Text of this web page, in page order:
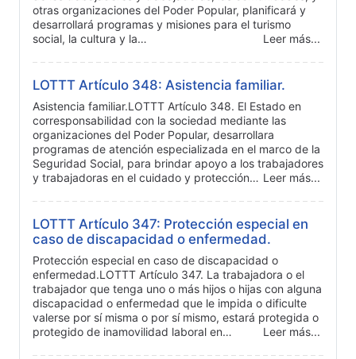
otras organizaciones del Poder Popular, planificará y
desarrollará programas y misiones para el turismo
social, la cultura y la…
Leer más...
LOTTT Artículo 348: Asistencia familiar.
Asistencia familiar.LOTTT Artículo 348. El Estado en
corresponsabilidad con la sociedad mediante las
organizaciones del Poder Popular, desarrollara
programas de atención especializada en el marco de la
Seguridad Social, para brindar apoyo a los trabajadores
y trabajadoras en el cuidado y protección… Leer más...
LOTTT Artículo 347: Protección especial en
caso de discapacidad o enfermedad.
Protección especial en caso de discapacidad o
enfermedad.LOTTT Artículo 347. La trabajadora o el
trabajador que tenga uno o más hijos o hijas con alguna
discapacidad o enfermedad que le impida o dificulte
valerse por sí misma o por sí mismo, estará protegida o
protegido de inamovilidad laboral en…
Leer más...